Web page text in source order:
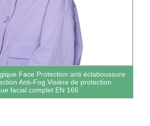
Face Protection anti éclaboussure
Anti-Fog Visière de protection
facial complet EN 166